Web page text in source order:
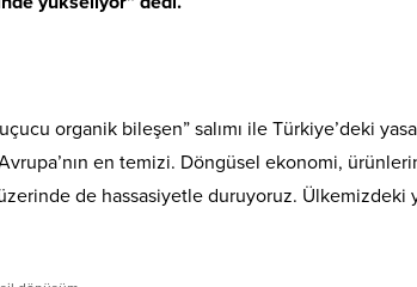
organik bileşen” salımı ile Türkiye’deki
Avrupa’nın en temizi. Döngüsel ekonomi,
de hassasiyetle duruyoruz. Ülkemizdeki